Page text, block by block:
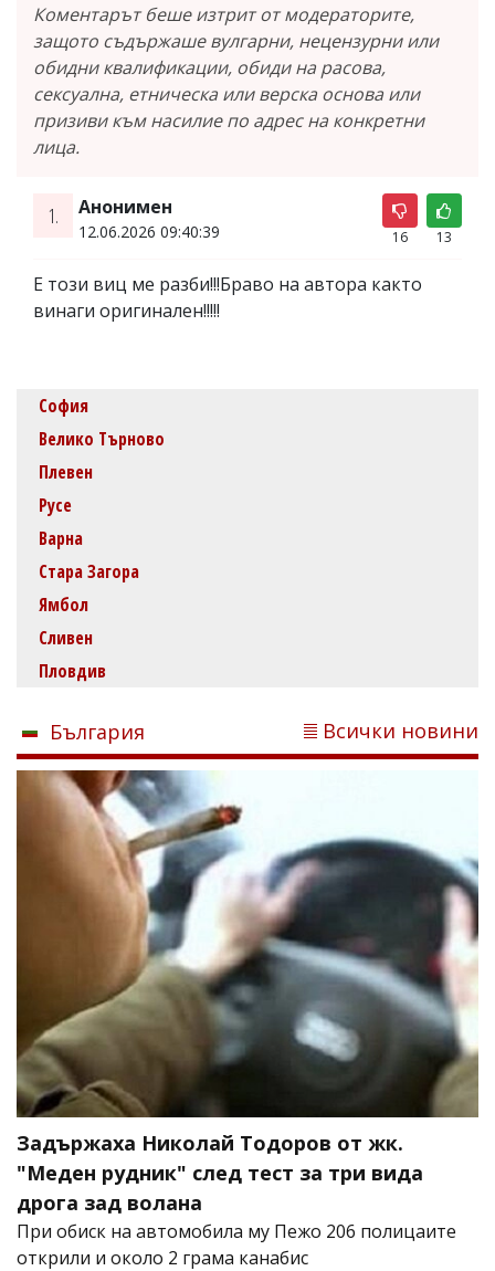
Коментарът беше изтрит от модераторите,
защото съдържаше вулгарни, нецензурни или
обидни квалификации, обиди на расова,
сексуална, етническа или верска основа или
призиви към насилие по адрес на конкретни
лица.
1. Анонимен
12.06.2026 09:40:39 16 13
Е този виц ме разби!!!Браво на автора както
винаги оригинален!!!!!
София
Велико Търново
Плевен
Русе
Варна
Стара Загора
Ямбол
Сливен
Пловдив
България Всички новини
Задържаха Николай Тодоров от жк.
"Меден рудник" след тест за три вида
дрога зад волана
При обиск на автомобила му Пежо 206 полицаите
открили и около 2 грама канабис